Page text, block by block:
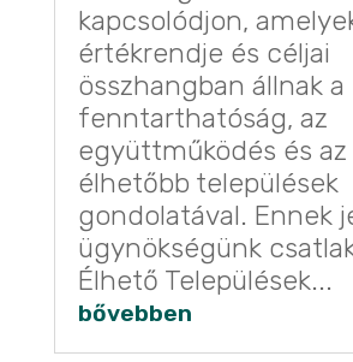
kapcsolódjon,
értékrendje és céljai
összhangban állnak a
fenntarthatóság, az
együttműködés és az
élhetőbb települések
gondolatával. Ennek
ügynökségünk
Élhető Települések...
bővebben